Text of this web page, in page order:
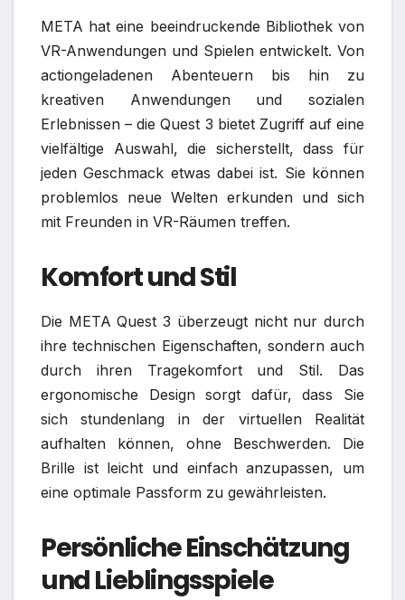
META hat eine beeindruckende Bibliothek von
VR-Anwendungen und Spielen entwickelt. Von
actiongeladenen Abenteuern bis hin zu
kreativen Anwendungen und sozialen
Erlebnissen – die Quest 3 bietet Zugriff auf eine
vielfältige Auswahl, die sicherstellt, dass für
jeden Geschmack etwas dabei ist. Sie können
problemlos neue Welten erkunden und sich
mit Freunden in VR-Räumen treffen.
Komfort und Stil
Die META Quest 3 überzeugt nicht nur durch
ihre technischen Eigenschaften, sondern auch
durch ihren Tragekomfort und Stil. Das
ergonomische Design sorgt dafür, dass Sie
sich stundenlang in der virtuellen Realität
aufhalten können, ohne Beschwerden. Die
Brille ist leicht und einfach anzupassen, um
eine optimale Passform zu gewährleisten.
Persönliche Einschätzung
und Lieblingsspiele